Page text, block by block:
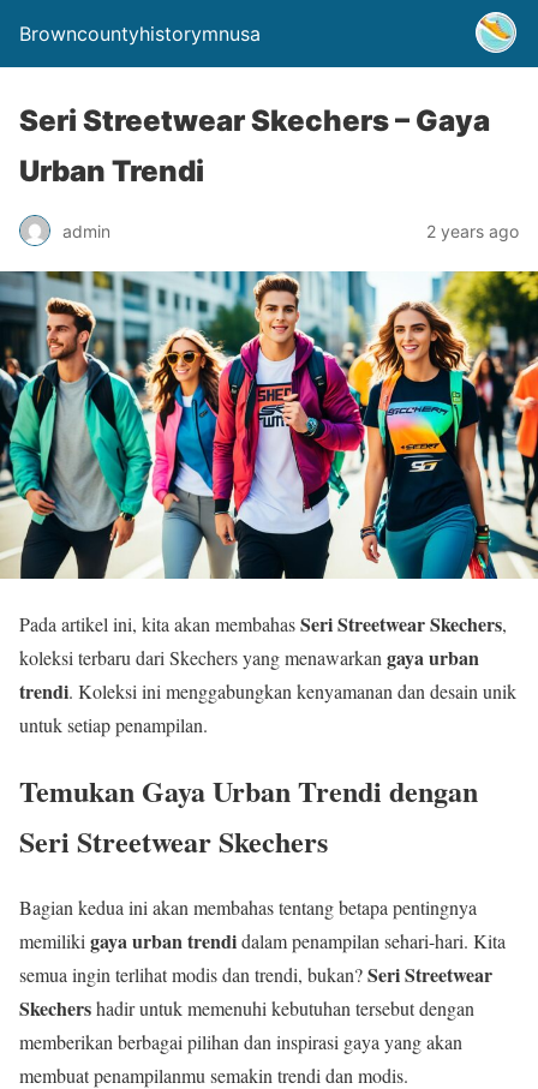
Browncountyhistorymnusa
Seri Streetwear Skechers – Gaya
Urban Trendi
admin 2 years ago
Pada artikel ini, kita akan membahasSeri Streetwear Skechers,
koleksi terbaru dari Skechers yang menawarkan gaya urban
trendi. Koleksi ini menggabungkan kenyamanan dan desain unik
untuk setiap penampilan.
Temukan Gaya Urban Trendi dengan
Seri Streetwear Skechers
Bagian kedua ini akan membahas tentang betapa pentingnya
memiliki gaya urban trendidalam penampilan sehari-hari. Kita
semua ingin terlihat modis dan trendi, bukan?Seri Streetwear
Skechershadir untuk memenuhi kebutuhan tersebut dengan
memberikan berbagai pilihan dan inspirasi gaya yang akan
membuat penampilanmu semakin trendi dan modis.